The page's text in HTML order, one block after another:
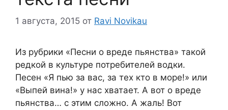
1 августа, 2015 от Ravi Novikau
Из рубрики «Песни о вреде пьянства» такой
редкой в культуре потребителей водки.
Песен «Я пью за вас, за тех кто в море!» или
«Выпей вина!» у нас хватает. А вот о вреде
пьянства… с этим сложно. А жаль! Вот